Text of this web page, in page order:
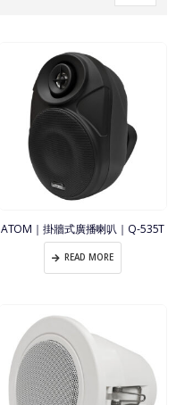
ATOM｜掛牆式廣播喇叭｜Q-535T
READ MORE